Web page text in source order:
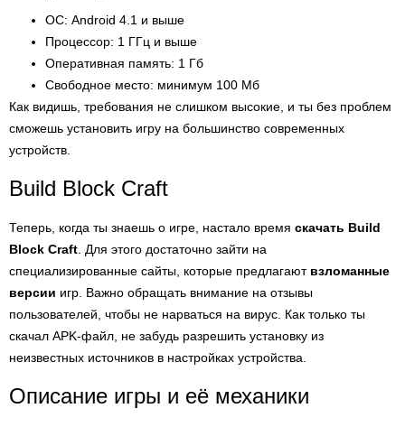
ОС: Android 4.1 и выше
Процессор: 1 ГГц и выше
Оперативная память: 1 Гб
Свободное место: минимум 100 Мб
Как видишь, требования не слишком высокие, и ты без проблем
сможешь установить игру на большинство современных
устройств.
Build Block Craft
Теперь, когда ты знаешь о игре, настало время скачать Build
Block Craft . Для этого достаточно зайти на
специализированные сайты, которые предлагают взломанные
версии игр. Важно обращать внимание на отзывы
пользователей, чтобы не нарваться на вирус. Как только ты
скачал APK-файл, не забудь разрешить установку из
неизвестных источников в настройках устройства.
Описание игры и её механики